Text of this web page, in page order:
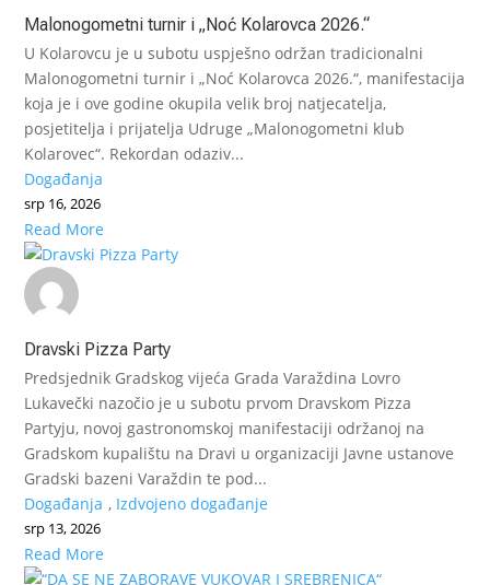
Malonogometni turnir i „Noć Kolarovca 2026.“
U Kolarovcu je u subotu uspješno održan tradicionalni
Malonogometni turnir i „Noć Kolarovca 2026.“, manifestacija
koja je i ove godine okupila velik broj natjecatelja,
posjetitelja i prijatelja Udruge „Malonogometni klub
Kolarovec“. Rekordan odaziv...
Događanja
srp 16, 2026
Read More
Dravski Pizza Party
Predsjednik Gradskog vijeća Grada Varaždina Lovro
Lukavečki nazočio je u subotu prvom Dravskom Pizza
Partyju, novoj gastronomskoj manifestaciji održanoj na
Gradskom kupalištu na Dravi u organizaciji Javne ustanove
Gradski bazeni Varaždin te pod...
Događanja , Izdvojeno događanje
srp 13, 2026
Read More